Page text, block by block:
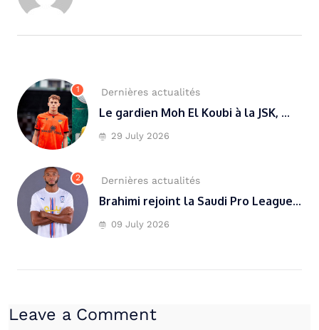
1 Dernières actualités
Le gardien Moh El Koubi à la JSK, ...
29 July 2026
2 Dernières actualités
Brahimi rejoint la Saudi Pro League...
09 July 2026
Leave a Comment